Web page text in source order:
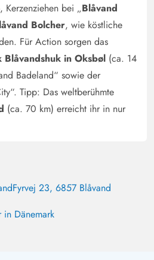
mit der Lichtsteuerung im
fanden am Abreisetag heraus,
aus gesteuert werden
in der Küche war sehr wenig
4.5 von 5
, Kerzenziehen bei „Blåvand
Bolcher, wie köstliche
Für Action sorgen das
Blåvandshuk in Oksbøl (ca. 14
Badeland“ sowie der
Tipp: Das weltberühmte
(ca. 70 km) erreicht ihr in nur
Fyrvej 23, 6857 Blåvand
in Dänemark